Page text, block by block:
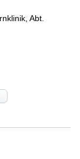
Abt.